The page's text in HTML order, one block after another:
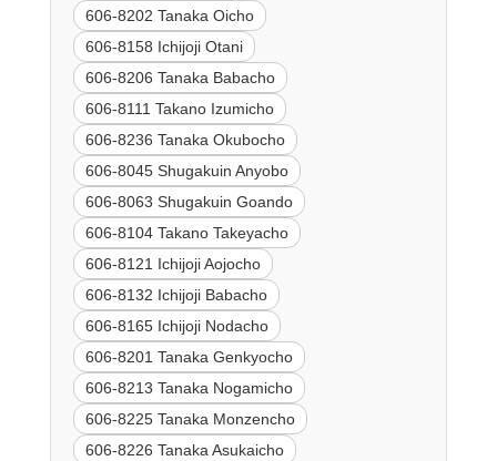
606-8202 Tanaka Oicho
606-8158 Ichijoji Otani
606-8206 Tanaka Babacho
606-8111 Takano Izumicho
606-8236 Tanaka Okubocho
606-8045 Shugakuin Anyobo
606-8063 Shugakuin Goando
606-8104 Takano Takeyacho
606-8121 Ichijoji Aojocho
606-8132 Ichijoji Babacho
606-8165 Ichijoji Nodacho
606-8201 Tanaka Genkyocho
606-8213 Tanaka Nogamicho
606-8225 Tanaka Monzencho
606-8226 Tanaka Asukaicho